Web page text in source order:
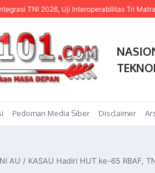
Uji Interoperabilitas Tri Matra TNI
Pedoman Media Siber Disclaimer
AU / KASAU Hadiri HUT ke-65 RBAF,